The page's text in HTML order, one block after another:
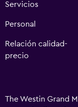
Servicios
Personal
Relación calidad-
precio
The Westin Grand